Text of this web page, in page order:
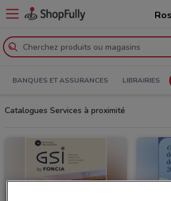
BANQUES ET ASSURANCES LIBRAIRIES
Catalogues Services à proximité